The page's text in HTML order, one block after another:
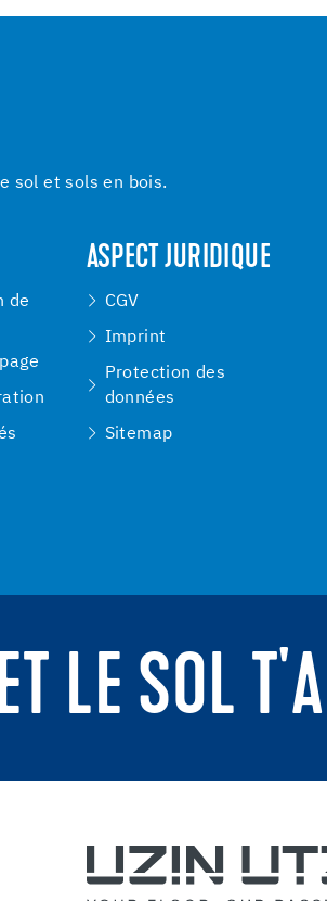
sol et sols en bois.
de
ASPECT JURIDIQUE
CGV
Imprint
Protection des
données
Sitemap
LE SOL